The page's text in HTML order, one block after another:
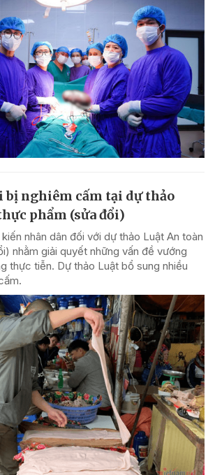
bị nghiêm cấm tại dự thảo
phẩm (sửa đổi)
nhân dân đối với dự thảo Luật An toàn
nhằm giải quyết những vấn đề vướng
thực tiễn. Dự thảo Luật bổ sung nhiều